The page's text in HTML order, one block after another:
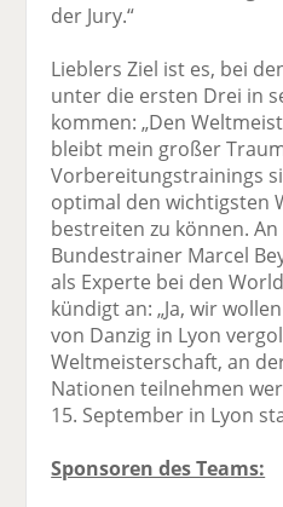
der Jury.“
Lieblers Ziel ist es, bei
unter die ersten Drei in
kommen: „Den
bleibt mein großer
Vorbereitungstrainings
optimal den wichtigsten
bestreiten zu können.
Bundestrainer Marcel
als Experte bei den
kündigt an: „Ja, wir
von Danzig in Lyon
Weltmeisterschaft, an
Nationen teilnehmen
15. September in Lyon
Sponsoren des Teams: